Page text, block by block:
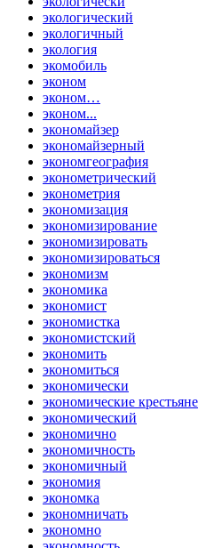
экологический
экологичный
экология
экомобиль
эконом
эконом…
эконом...
экономайзер
экономайзерный
экономгеография
эконометрический
эконометрия
экономизация
экономизирование
экономизировать
экономизироваться
экономизм
экономика
экономист
экономистка
экономистский
экономить
экономиться
экономически
экономические крестьяне
экономический
экономично
экономичность
экономичный
экономия
экономка
экономничать
экономно